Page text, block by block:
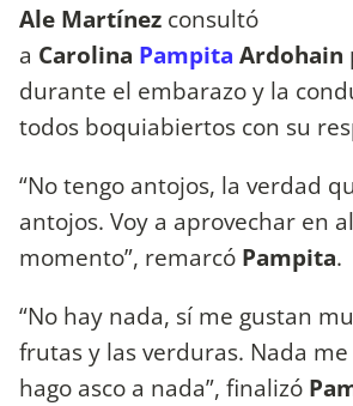
Ale Martínez consultó
a Carolina Pampita Ardohain
durante el embarazo y la
todos boquiabiertos con su
“No tengo antojos, la verdad
antojos. Voy a aprovechar en
momento”, remarcó Pampita.
“No hay nada, sí me gustan
frutas y las verduras. Nada
hago asco a nada”, finalizó